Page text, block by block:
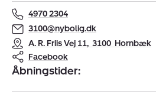
Hornbæk
4970 2304
3100@nybolig.dk
A. R. Friis Vej 11, 3100 Hornbæk
Facebook
Åbningstider: